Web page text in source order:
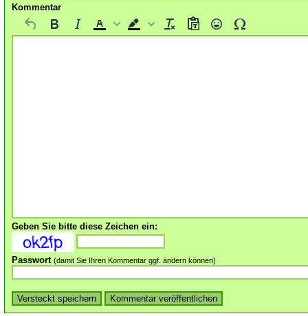
Kommentar
Geben Sie bitte diese Zeichen ein:
Passwort (damit Sie Ihren Kommentar ggf. ändern können)